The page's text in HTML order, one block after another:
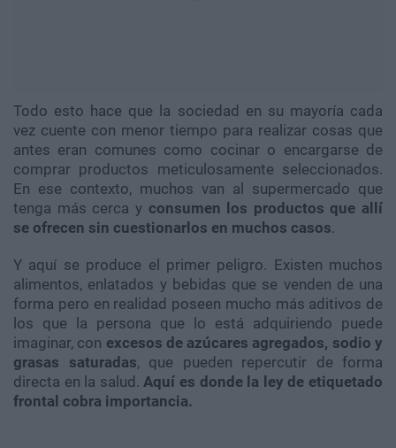
Todo esto hace que la sociedad en su mayoría cada
vez cuente con menor tiempo para realizar cosas que
antes eran comunes como cocinar o encargarse de
comprar productos meticulosamente seleccionados.
En ese contexto, muchos van al supermercado que
tenga más cerca y consumen los productos que allí
se ofrecen sin cuestionarlos en muchos casos.
Y aquí se produce el primer peligro. Existen muchos
alimentos, enlatados y bebidas que se venden de una
forma pero en realidad poseen mucho más aditivos de
los que la persona que lo está adquiriendo puede
imaginar, con excesos de azúcares agregados, sodio y
grasas saturadas, que pueden repercutir de forma
directa en la salud. Aquí es donde la ley de etiquetado
frontal cobra importancia.